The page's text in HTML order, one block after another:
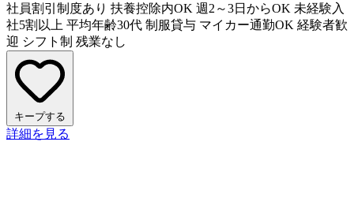
社員割引制度あり 扶養控除内OK 週2～3日からOK 未経験入
社5割以上 平均年齢30代 制服貸与 マイカー通勤OK 経験者歓
迎 シフト制 残業なし
キープする
詳細を見る